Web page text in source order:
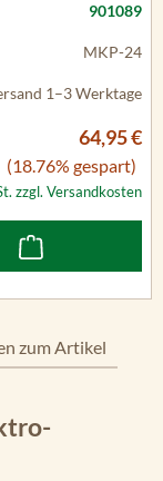
901089
MKP-24
1–3 Werktage
64,95 €
(18.76% gespart)
zzgl. Versandkosten
zum Artikel